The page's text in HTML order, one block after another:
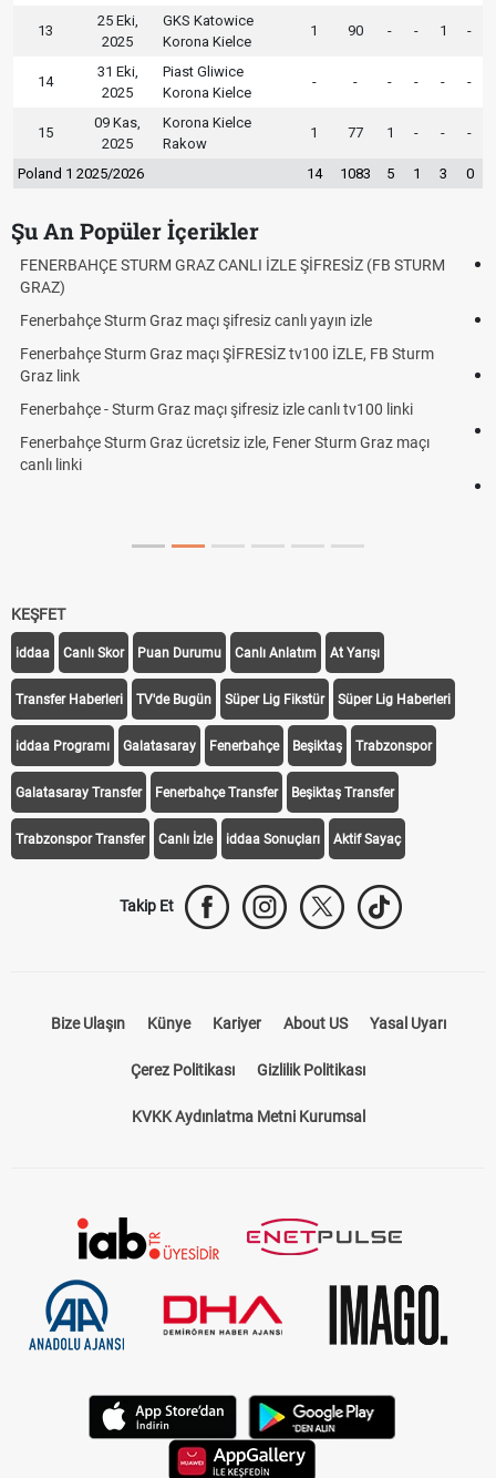
13
25 Eki,
2025
GKS Katowice
Korona Kielce
1 90 - - 1 -
14
31 Eki,
2025
Piast Gliwice
Korona Kielce
- - - - - -
15
09 Kas,
2025
Korona Kielce
Rakow
1 77 1 - - -
Poland 1 2025/2026 14 1083 5 1 3 0
Şu An Popüler İçerikler
Fındık Fiyatı Açıklandı mı? 2026 TMO Fındık Alım Fiyatları
Altın Yükselecek mi, Yükselir mi? Altın Fiyatları İçin Son
12. Yargı Paketi Resmî Gazete'de Yayımlandı mı? 2026 Son
Fenerbahçe - Sturm Graz Maçı Ne Zaman? Şampiyonlar
Rövanşı Saat Kaçta, Hangi Kanalda?
Trabzonspor Avrupa Maçı Ne Zaman? UEFA Avrupa Ligi
KEŞFET
iddaa Canlı Skor Puan Durumu Canlı Anlatım At Yarışı
Transfer Haberleri TV'de Bugün Süper Lig Fikstür Süper Lig Haberleri
iddaa Programı Galatasaray Fenerbahçe Beşiktaş Trabzonspor
Galatasaray Transfer Fenerbahçe Transfer Beşiktaş Transfer
Trabzonspor Transfer Canlı İzle iddaa Sonuçları Aktif Sayaç
Takip Et
Bize Ulaşın Künye Kariyer About US Yasal Uyarı
Çerez Politikası Gizlilik Politikası
KVKK Aydınlatma Metni Kurumsal